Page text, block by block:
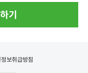
보취급방침